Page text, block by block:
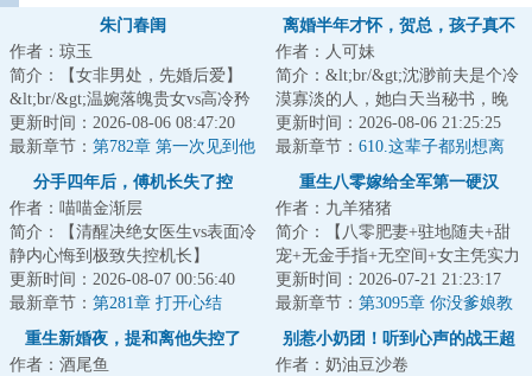
看
朱门春闺
作者：琼玉
简介：【女非男处，先婚后爱】
&lt;br/&gt;温婉落魄贵女vs高冷矜
贵权臣&lt;br/&gt;季含漪十四岁家
道中落，...
更新时间：2026-08-06 08:47:20
最新章节： 第782章 第一次见到他
的女儿
离婚半年才怀，贺总，孩子真不
是你的
作者：人可妹
简介：&lt;br/&gt;沈渺前夫是个冷
漠寡淡的人，她白天当秘书，晚
上做妻子，结婚两年没有得到半
分真心。&lt...
更新时间：2026-08-06 21:25:25
最新章节： 610.这辈子都别想离
婚。
分手四年后，傅机长失了控
作者：喵喵金渐层
简介：【清醒决绝女医生vs表面冷
静内心悔到极致失控机长】
&lt;br/&gt;【追妻火葬场+破镜重
圆+久别重逢】&...
更新时间：2026-08-07 00:56:40
最新章节： 第281章 打开心结
重生八零嫁给全军第一硬汉
作者：九羊猪猪
简介：【八零肥妻+驻地随夫+甜
宠+无金手指+无空间+女主凭实力
逆袭创业】扑街网文作者姜绾一
朝穿越，重生...
更新时间：2026-07-21 21:23:17
最新章节： 第3095章 你没爹娘教
所以三观扭曲了
重生新婚夜，提和离他失控了
作者：酒尾鱼
别惹小奶团！听到心声的战王超
护短
作者：奶油豆沙卷